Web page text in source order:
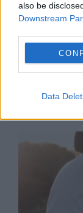
also be
Downstream
Data
Imagini de